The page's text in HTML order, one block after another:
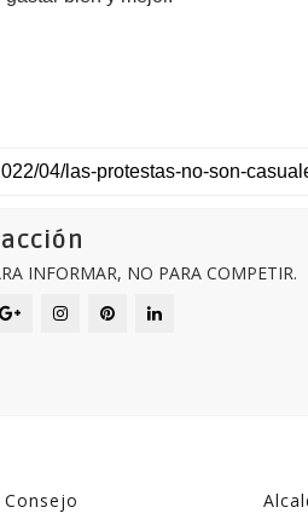
INFORMAR, NO PARA COMPETIR.